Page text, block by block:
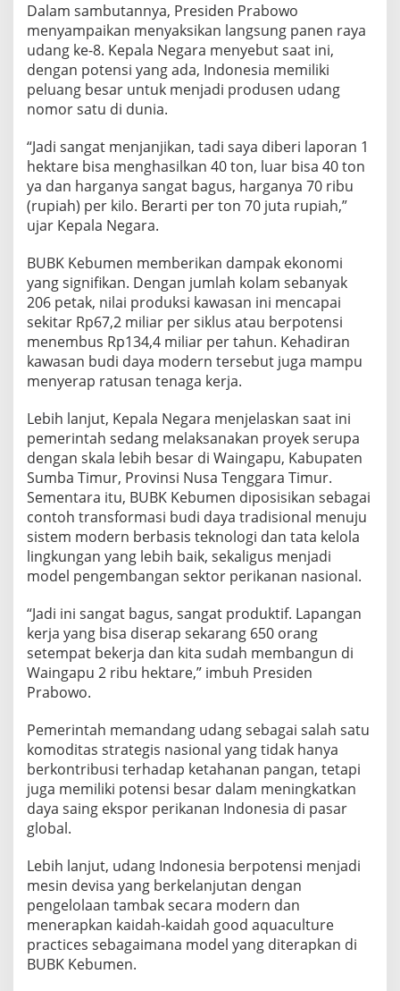
a
y
a
M
o
d
e
n
d
a
n
K
e
a
h
a
n
a
n
P
a
n
a
n
N
s
i
o
n
a
l
Dalam sambutannya, Presiden Prabowo
menyampaikan menyaksikan langsung panen raya
udang ke-8. Kepala Negara menyebut saat ini,
dengan potensi yang ada, Indonesia memiliki
peluang besar untuk menjadi produsen udang
nomor satu di dunia.
“Jadi sangat menjanjikan, tadi saya diberi laporan 1
hektare bisa menghasilkan 40 ton, luar bisa 40 ton
ya dan harganya sangat bagus, harganya 70 ribu
(rupiah) per kilo. Berarti per ton 70 juta rupiah,”
ujar Kepala Negara.
BUBK Kebumen memberikan dampak ekonomi
yang signifikan. Dengan jumlah kolam sebanyak
206 petak, nilai produksi kawasan ini mencapai
sekitar Rp67,2 miliar per siklus atau berpotensi
menembus Rp134,4 miliar per tahun. Kehadiran
kawasan budi daya modern tersebut juga mampu
menyerap ratusan tenaga kerja.
Lebih lanjut, Kepala Negara menjelaskan saat ini
pemerintah sedang melaksanakan proyek serupa
dengan skala lebih besar di Waingapu, Kabupaten
Sumba Timur, Provinsi Nusa Tenggara Timur.
Sementara itu, BUBK Kebumen diposisikan sebagai
contoh transformasi budi daya tradisional menuju
sistem modern berbasis teknologi dan tata kelola
lingkungan yang lebih baik, sekaligus menjadi
model pengembangan sektor perikanan nasional.
“Jadi ini sangat bagus, sangat produktif. Lapangan
kerja yang bisa diserap sekarang 650 orang
setempat bekerja dan kita sudah membangun di
Waingapu 2 ribu hektare,” imbuh Presiden
Prabowo.
Pemerintah memandang udang sebagai salah satu
komoditas strategis nasional yang tidak hanya
berkontribusi terhadap ketahanan pangan, tetapi
juga memiliki potensi besar dalam meningkatkan
daya saing ekspor perikanan Indonesia di pasar
global.
Lebih lanjut, udang Indonesia berpotensi menjadi
mesin devisa yang berkelanjutan dengan
pengelolaan tambak secara modern dan
menerapkan kaidah-kaidah good aquaculture
practices sebagaimana model yang diterapkan di
BUBK Kebumen.